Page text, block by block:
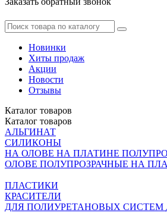
Новинки
Хиты продаж
Акции
Новости
Отзывы
Каталог товаров
Каталог товаров
АЛЬГИНАТ
СИЛИКОНЫ
НА ОЛОВЕ НА ПЛАТИНЕ
ОЛОВЕ ПОЛУПРОЗРАЧНЫЕ НА
ПЛАСТИКИ
КРАСИТЕЛИ
ДЛЯ ПОЛИУРЕТАНОВЫХ СИСТЕМ